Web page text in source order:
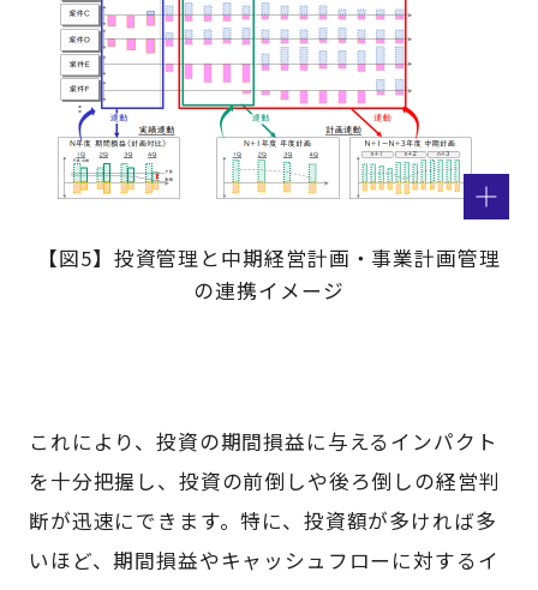
【図5】投資管理と中期経営計画・事業計画管理
の連携イメージ
これにより、投資の期間損益に与えるインパクト
を十分把握し、投資の前倒しや後ろ倒しの経営判
断が迅速にできます。特に、投資額が多ければ多
いほど、期間損益やキャッシュフローに対するイ